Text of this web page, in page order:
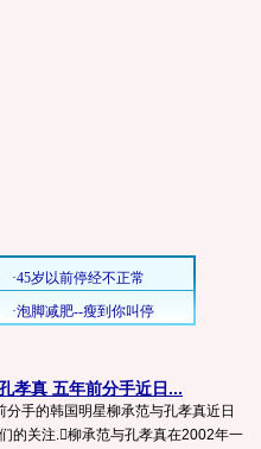
孝真 五年前分手近日...
分手的韩国明星柳承范与孔孝真近日
的关注.柳承范与孔孝真在2002年一